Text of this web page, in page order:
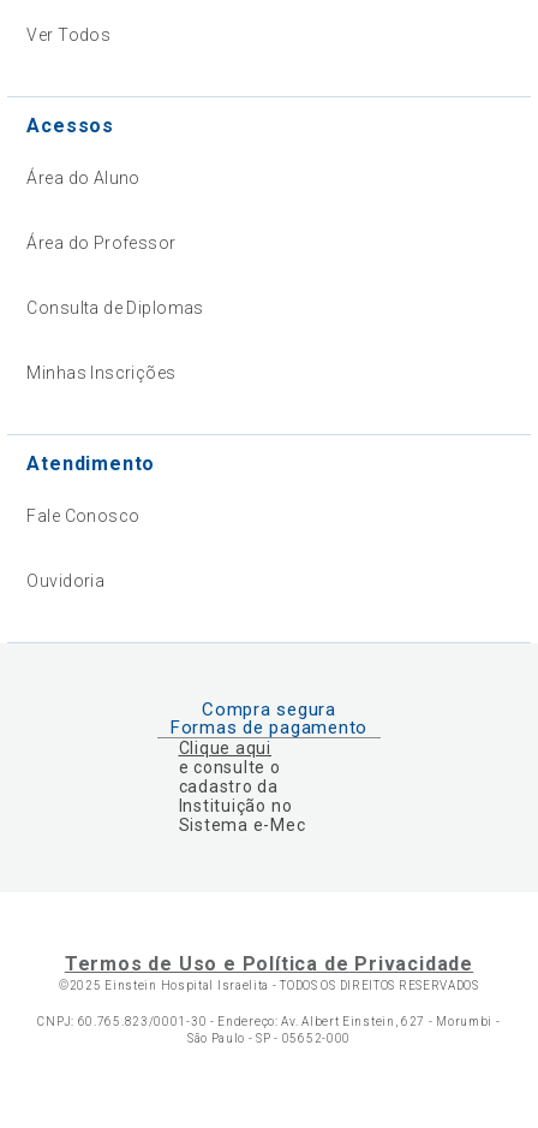
Ver Todos
Acessos
Área do Aluno
Área do Professor
Consulta de Diplomas
Minhas Inscrições
Atendimento
Fale Conosco
Ouvidoria
Compra segura
Formas de pagamento
Clique aqui
e consulte o
cadastro da
Instituição no
Sistema e-Mec
Termos de Uso e Política de Privacidade
©2025 Einstein Hospital Israelita -TODOS OS DIREITOS RESERVADOS
CNPJ: 60.765.823/0001-30 - Endereço: Av. Albert Einstein, 627 - Morumbi -
São Paulo - SP - 05652-000